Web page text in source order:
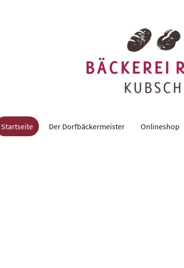
Startseite Der Dorfbäckermeister Onlineshop